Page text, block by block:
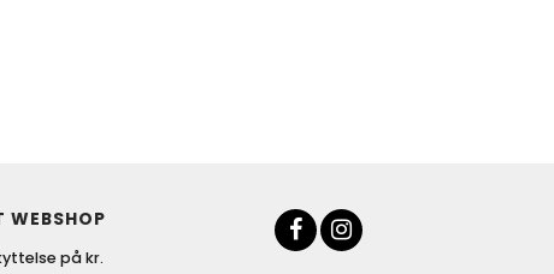
på kr.